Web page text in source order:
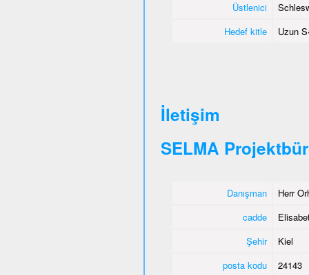
Üstlenici
Hedef kitle
Uzun
İletişim
SELMA
Danışman
Herr
cadde
Şehir
Kiel
posta kodu
24143